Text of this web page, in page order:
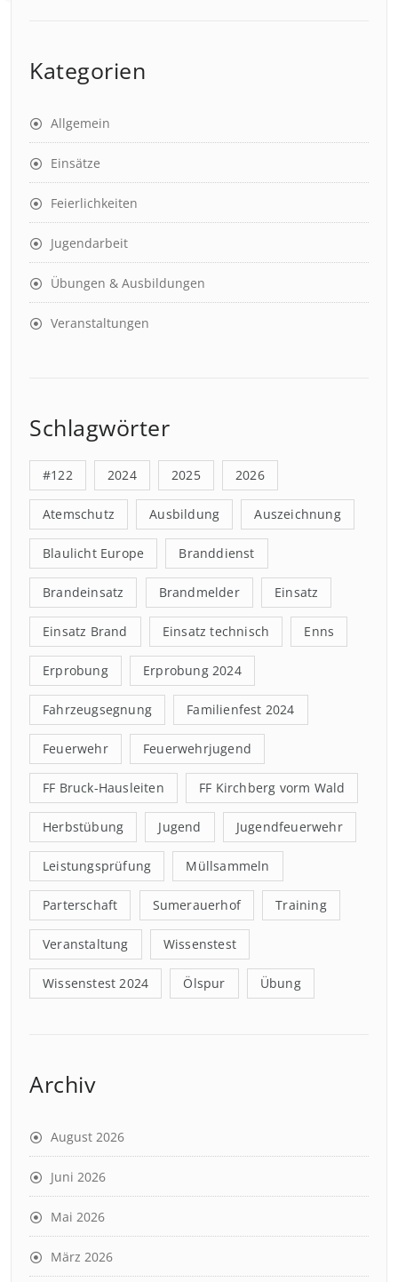
Kategorien
Allgemein
Einsätze
Feierlichkeiten
Jugendarbeit
Übungen & Ausbildungen
Veranstaltungen
Schlagwörter
#122 2024 2025 2026
Atemschutz Ausbildung Auszeichnung
Blaulicht Europe Branddienst
Brandeinsatz Brandmelder Einsatz
Einsatz Brand Einsatz technisch Enns
Erprobung Erprobung 2024
Fahrzeugsegnung Familienfest 2024
Feuerwehr Feuerwehrjugend
FF Bruck-Hausleiten FF Kirchberg vorm Wald
Herbstübung Jugend Jugendfeuerwehr
Leistungsprüfung Müllsammeln
Parterschaft Sumerauerhof Training
Veranstaltung Wissenstest
Wissenstest 2024 Ölspur Übung
Archiv
August 2026
Juni 2026
Mai 2026
März 2026